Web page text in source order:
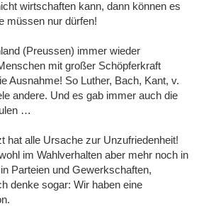
wirtschaften kann, dann können es
müssen nur dürfen!
(Preussen) immer wieder
mit großer Schöpferkraft
Ausnahme! So Luther, Bach, Kant, v.
andere. Und es gab immer auch die
…
hat alle Ursache zur Unzufriedenheit!
im Wahlverhalten aber mehr noch in
Parteien und Gewerkschaften,
denke sogar: Wir haben eine